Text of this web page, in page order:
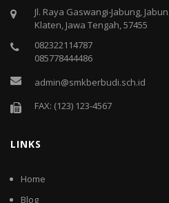
Jl. Raya Gaswangi-Jabung,
Klaten, Jawa Tengah, 57455
082322114787
085778444486
admin@smkberbudi.sch.id
FAX: (123) 123-4567
LINKS
Home
Blog